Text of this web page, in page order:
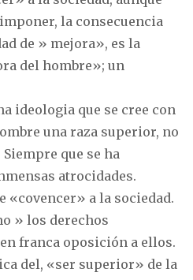
la consecuencia
de » mejora», es la
del hombre»; un
ideologia que se cree con
una raza superior, no
que se ha
atrocidades.
«covencer» a la sociedad.
» los derechos
franca oposición a ellos.
del, «ser superior» de la